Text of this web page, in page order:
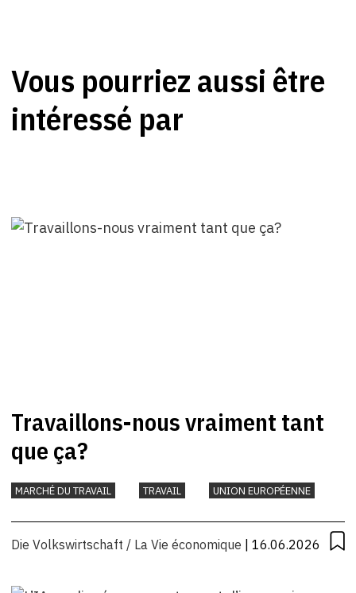
Vous pourriez aussi être
intéressé par
Travaillons-nous vraiment tant
que ça?
MARCHÉ DU TRAVAIL TRAVAIL UNION EUROPÉENNE
Die Volkswirtschaft / La Vie économique | 16.06.2026